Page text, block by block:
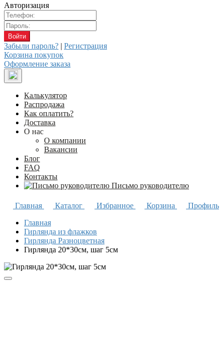
Авторизация
Забыли пароль? | Регистрация
Корзина покупок
Оформление заказа
Калькулятор
Распродажа
Как оплатить?
Доставка
О нас
О компании
Вакансии
Блог
FAQ
Контакты
Письмо руководителю
Главная Каталог Избранное Корзина
Профиль
Главная
Гирлянда из флажков
Гирлянда Разноцветная
Гирлянда 20*30см, шаг 5см